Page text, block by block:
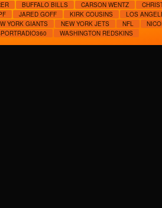
BUFFALO BILLS CARSON WENTZ
JARED GOFF KIRK COUSINS
LOS
YORK GIANTS NEW YORK JETS NFL
WASHINGTON REDSKINS